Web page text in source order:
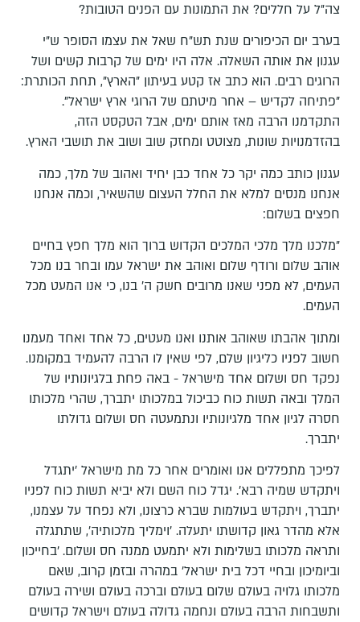
צה"ל על חללים? את התמונות עם הפנים הטובות?
בערב יום הכיפורים שנת תש"ח שאל את עצמו הסופר ש"י
עגנון את אותה השאלה. אלה היו ימים של קרבות קשים ושל
הרוגים רבים. הוא כתב אז קטע בעיתון "הארץ", תחת הכותרת:
"פתיחה לקדיש – אחר מיטתם של הרוגי ארץ ישראל".
התקדמנו הרבה מאז אותם ימים, אבל הטקסט הזה,
בהזדמנויות שונות, מצוטט ומחזק שוב ושוב את תושבי הארץ.
עגנון כותב כמה יקר כל אחד כבן יחיד ואהוב של מלך, כמה
אנחנו מנסים למלא את החלל העצום שהשאיר, וכמה אנחנו
חפצים בשלום:
"מלכנו מלך מלכי המלכים הקדוש ברוך הוא מלך חפץ בחיים
אוהב שלום ורודף שלום ואוהב את ישראל עמו ובחר בנו מכל
העמים, לא מפני שאנו מרובים חשק ה' בנו, כי אנו המעט מכל
העמים.
ומתוך אהבתו שאוהב אותנו ואנו מעטים, כל אחד ואחד מעמנו
חשוב לפניו כליגיון שלם, לפי שאין לו הרבה להעמיד במקומנו.
נפקד חס ושלום אחד מישראל - באה פחת בלגיונותיו של
המלך ובאה תשות כוח כביכול במלכותו יתברך, שהרי מלכותו
חסרה לגיון אחד מלגיונותיו ונתמעטה חס ושלום גדולתו
יתברך.
לפיכך מתפללים אנו ואומרים אחר כל מת מישראל 'יתגדל
ויתקדש שמיה רבא'. יגדל כוח השם ולא יביא תשות כוח לפניו
יתברך, ויתקדש בעולמות שברא כרצונו, ולא נפחד על עצמנו,
אלא מהדר גאון קדושתו יתעלה. 'וימליך מלכותיה', שתתגלה
ותראה מלכותו בשלימות ולא יתמעט ממנה חס ושלום. 'בחייכון
וביומיכון ובחיי דכל בית ישראל' במהרה ובזמן קרוב, שאם
מלכותו גלויה בעולם שלום בעולם וברכה בעולם ושירה בעולם
ותשבחות הרבה בעולם ונחמה גדולה בעולם וישראל קדושים